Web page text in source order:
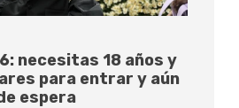
necesitas 18 años y
para entrar y aún
espera